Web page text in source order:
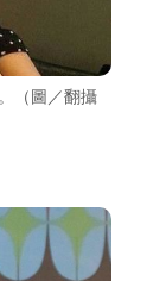
（圖／翻攝